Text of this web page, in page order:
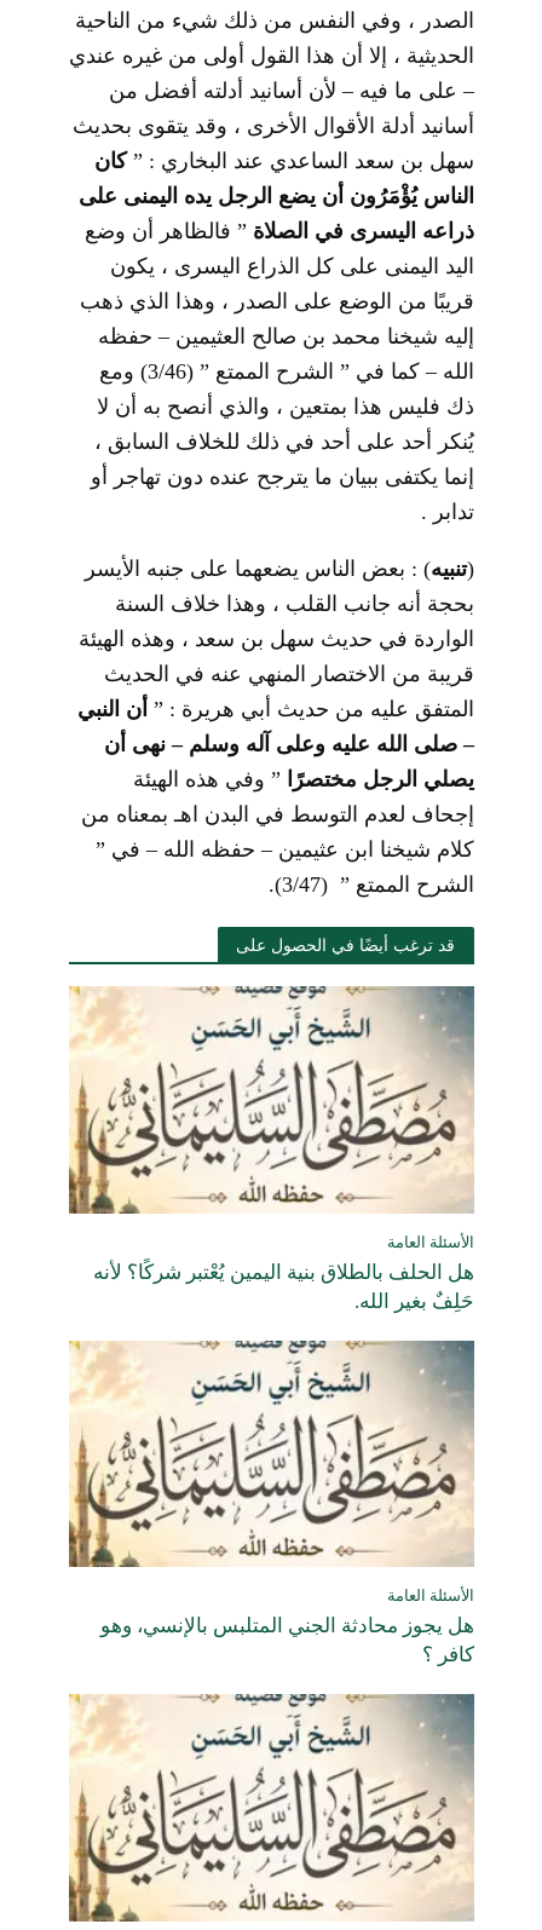
الصدر ، وفي النفس من ذلك شيء من الناحية
الحديثية ، إلا أن هذا القول أولى من غيره عندي
– على ما فيه – لأن أسانيد أدلته أفضل من
أسانيد أدلة الأقوال الأخرى ، وقد يتقوى بحديث
سهل بن سعد الساعدي عند البخاري : ”كان
الناس يُؤْمَرُون أن يضع الرجل يده اليمنى على
ذراعه اليسرى في الصلاة ” فالظاهر أن وضع
اليد اليمنى على كل الذراع اليسرى ، يكون
قريبًا من الوضع على الصدر ، وهذا الذي ذهب
إليه شيخنا محمد بن صالح العثيمين – حفظه
الله – كما في ” الشرح الممتع ” (3/46) ومع
ذك فليس هذا بمتعين ، والذي أنصح به أن لا
يُنكر أحد على أحد في ذلك للخلاف السابق ،
إنما يكتفى ببيان ما يترجح عنده دون تهاجر أو
تدابر .
(تنبيه) : بعض الناس يضعهما على جنبه الأيسر
بحجة أنه جانب القلب ، وهذا خلاف السنة
الواردة في حديث سهل بن سعد ، وهذه الهيئة
قريبة من الاختصار المنهي عنه في الحديث
المتفق عليه من حديث أبي هريرة : ” أن النبي
– صلى الله عليه وعلى آله وسلم – نهى أن
يصلي الرجل مختصرًا ” وفي هذه الهيئة
إجحاف لعدم التوسط في البدن اهـ بمعناه من
كلام شيخنا ابن عثيمين – حفظه الله – في ”
الشرح الممتع ” (3/47).
قد ترغب أيضًا في الحصول على
الأسئلة العامة
هل الحلف بالطلاق بنية اليمين يُعْتبر شركًا؟ لأنه
حَلِفٌ بغير الله.
الأسئلة العامة
هل يجوز محادثة الجني المتلبس بالإنسي، وهو
كافر ؟